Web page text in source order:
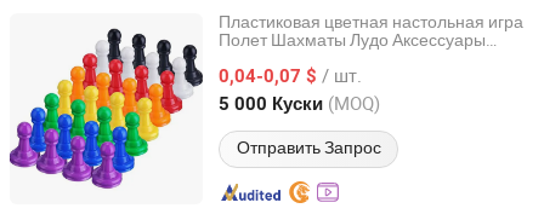
Пластиковая цветная настольная игра
Полет Шахматы Лудо Аксессуары
0,04-0,07 $ / шт.
5 000 Куски (MOQ)
Отправить Запрос
Ningbo XiaoChuang Crafts Co., Ltd.
Zhejiang, China с 2020